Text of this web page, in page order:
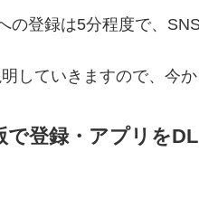
の登録は5分程度で、
していきますので、今
で登録・アプリをDL